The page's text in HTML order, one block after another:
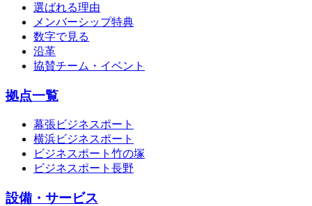
選ばれる理由
メンバーシップ特典
数字で見る
沿革
協賛チーム・イベント
拠点一覧
幕張ビジネスポート
横浜ビジネスポート
ビジネスポート竹の塚
ビジネスポート長野
設備・サービス